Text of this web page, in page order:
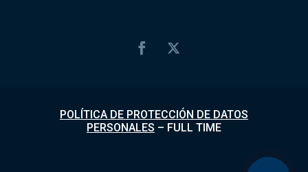
POLÍTICA DE PROTECCIÓN DE DATOS
PERSONALES – FULL TIME